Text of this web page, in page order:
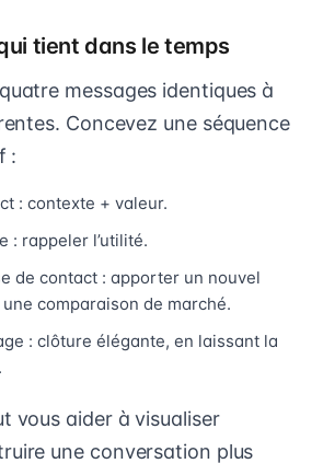
tient dans le temps
messages identiques à
Concevez une séquence
:
: contexte + valeur.
: rappeler l’utilité.
de contact : apporter un nouvel
comparaison de marché.
: clôture élégante, en laissant la
vous aider à visualiser
une conversation plus